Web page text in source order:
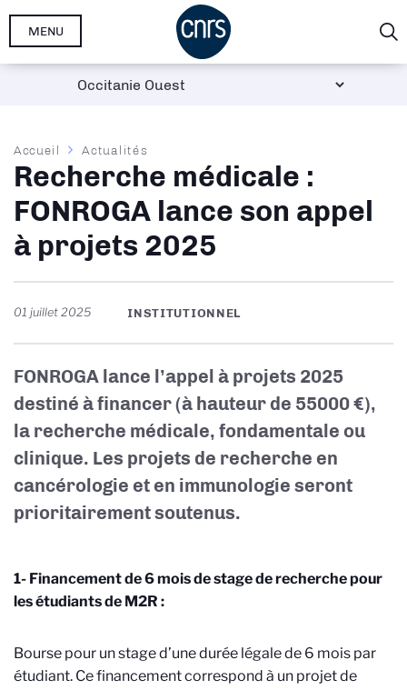
Aller
MENU
Fil
d'Ariane
Accueil Actualités
Recherche médicale :
FONROGA lance son appel
à projets 2025
01 juillet 2025 INSTITUTIONNEL
FONROGA lance l’appel à projets 2025
destiné à financer (à hauteur de 55000 €),
la recherche médicale, fondamentale ou
clinique. Les projets de recherche en
cancérologie et en immunologie seront
prioritairement soutenus.
1- Financement de 6 mois de stage de recherche pour
les étudiants de M2R :
Bourse pour un stage d’une durée légale de 6 mois par
étudiant. Ce financement correspond à un projet de